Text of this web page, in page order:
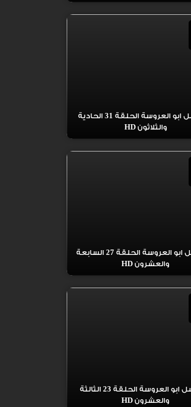
مسلسل ابو العروسة الحلقة 31 الحادية
والثلاثون HD
مسلسل ابو العروسة الحلقة 27 السابعة
والعشرون HD
مسلسل ابو العروسة الحلقة 23 الثالثة
والعشرون HD